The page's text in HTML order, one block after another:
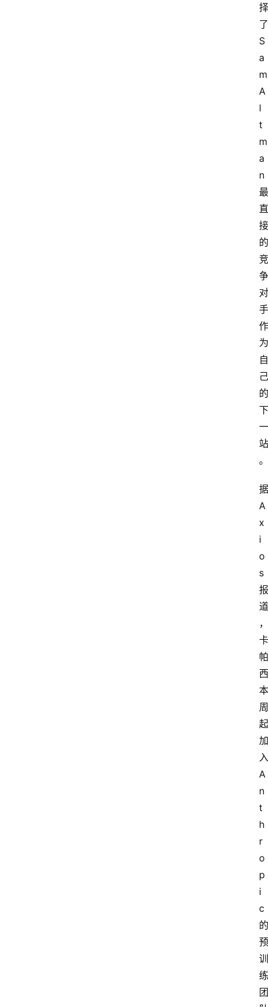
择
了
S
a
m
A
l
t
m
a
n
最
直
接
的
竞
争
对
手
作
为
自
己
的
下
一
站
。
据
A
x
i
o
s
报
道
，
卡
帕
西
本
周
起
加
入
A
n
t
h
r
o
p
i
c
的
预
训
练
团